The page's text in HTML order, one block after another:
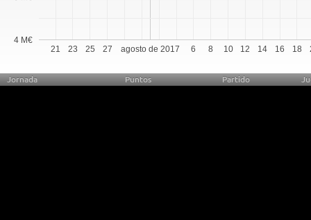
agosto de 2017
21 23 25 27 6 8 10 12 14 16 18
4 M€
Jornada Puntos Partido